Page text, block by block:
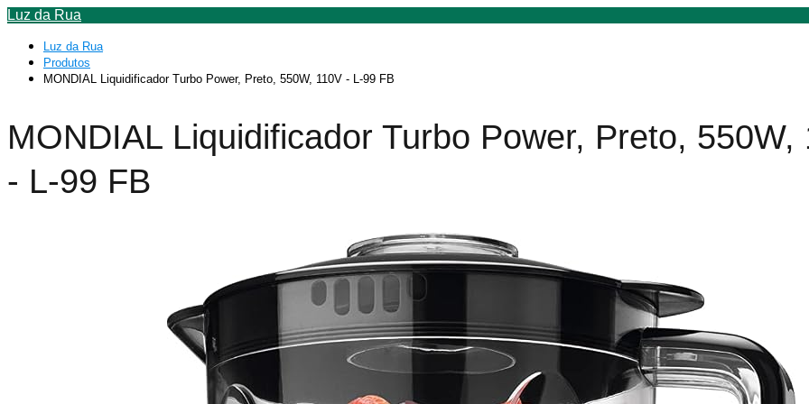
Luz da Rua
Luz da Rua
Produtos
MONDIAL Liquidificador Turbo Power, Preto, 550W, 110V - L-99 FB
MONDIAL Liquidificador Turbo Power, Preto, 550W,
- L-99 FB